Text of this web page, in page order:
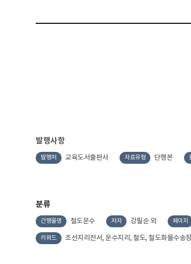
발행사항
발행처 교육도서출판사 자료유형 단행본
분류
간행물명 철도운수 저자 강필순 외 페이지
키워드 조선지리전서, 운수지리, 철도, 철도화물수송